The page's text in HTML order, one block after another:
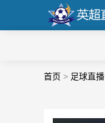
首页 > 足球直播